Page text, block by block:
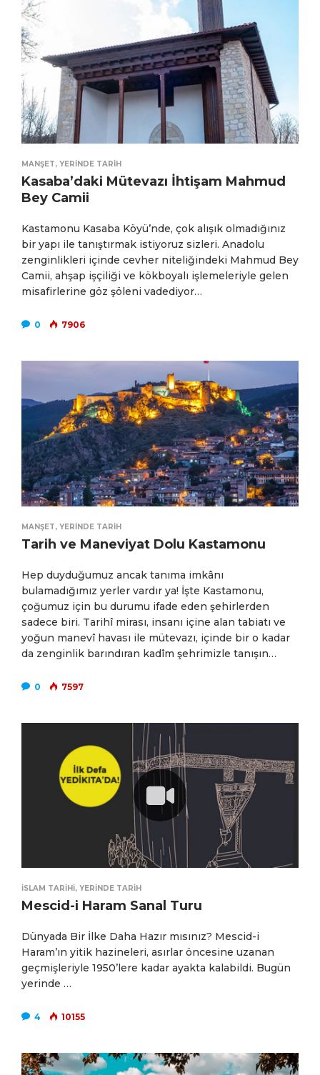
MANŞET, YERINDE TARIH
Kasaba’daki Mütevazı İhtişam Mahmud
Bey Camii
Kastamonu Kasaba Köyü’nde, çok alışık olmadığınız
bir yapı ile tanıştırmak istiyoruz sizleri. Anadolu
zenginlikleri içinde cevher niteliğindeki Mahmud Bey
Camii, ahşap işçiliği ve kökboyalı işlemeleriyle gelen
misafirlerine göz şöleni vadediyor…
0 7906
MANŞET, YERINDE TARIH
Tarih ve Maneviyat Dolu Kastamonu
Hep duyduğumuz ancak tanıma imkânı
bulamadığımız yerler vardır ya! İşte Kastamonu,
çoğumuz için bu durumu ifade eden şehirlerden
sadece biri. Tarihî mirası, insanı içine alan tabiatı ve
yoğun manevî havası ile mütevazı, içinde bir o kadar
da zenginlik barındıran kadîm şehrimizle tanışın…
0 7597
İSLAM TARIHI, YERINDE TARIH
Mescid-i Haram Sanal Turu
Dünyada Bir İlke Daha Hazır mısınız? Mescid-i
Haram’ın yitik hazineleri, asırlar öncesine uzanan
geçmişleriyle 1950’lere kadar ayakta kalabildi. Bugün
yerinde …
4 10155